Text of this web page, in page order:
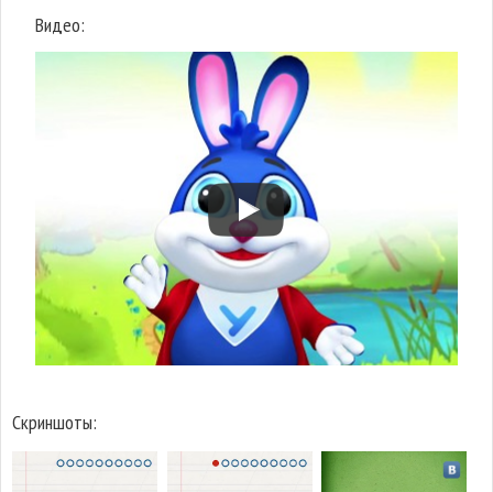
Видео:
Скриншоты: